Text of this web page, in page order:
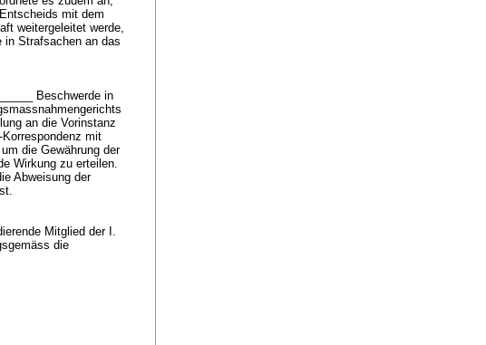
mit dem
weitergeleitet werde,
in Strafsachen an das
Beschwerde in
an die Vorinstanz
mit
die Gewährung der
Wirkung zu erteilen.
Abweisung der
Mitglied der I.
die